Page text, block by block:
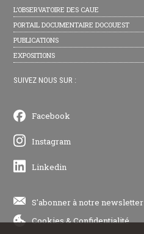
L’OBSERVATOIRE DES CAUE
PORTAIL DOCUMENTAIRE DOCOUEST
PUBLICATIONS
EXPOSITIONS
SUIVEZ NOUS SUR :
Facebook
Instagram
Linkedin
S'abonner à notre newsletter
Cookies&Confidentialité